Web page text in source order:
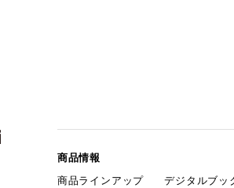
商品情報
商品ラインアップ
デジタルブッ